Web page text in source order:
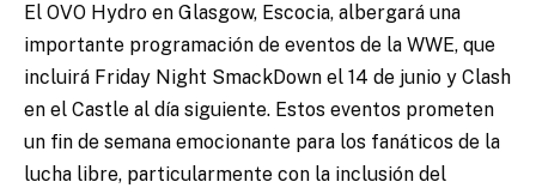
El OVO Hydro en Glasgow, Escocia, albergará una
importante programación de eventos de la WWE, que
incluirá Friday Night SmackDown el 14 de junio y Clash
en el Castle al día siguiente. Estos eventos prometen
un fin de semana emocionante para los fanáticos de la
lucha libre, particularmente con la inclusión del